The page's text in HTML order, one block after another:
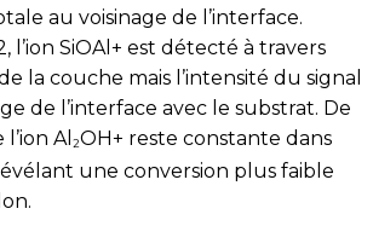
au voisinage de l’interface.
l’ion SiOAl + est détecté à travers
la couche mais l’intensité du signal
de l’interface avec le substrat. De
Al 2OH+ reste constante dans
une conversion plus faible